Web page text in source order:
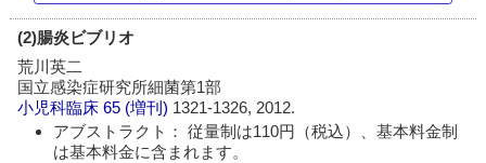
(2)腸炎ビブリオ
荒川英二
国立感染症研究所細菌第1部
小児科臨床 65 (増刊) 1321-1326, 2012.
アブストラクト： 従量制は110円（税込）、基本料金制
は基本料金に含まれます。